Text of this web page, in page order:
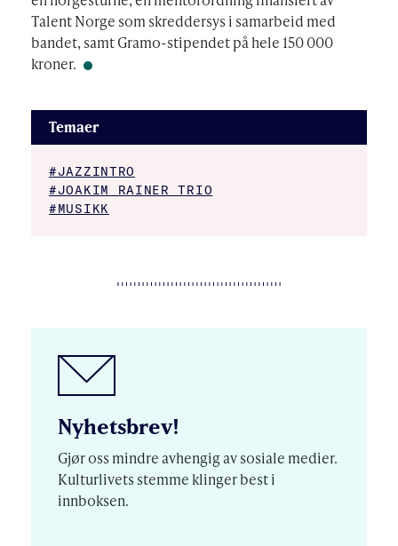
Talent Norge som skreddersys i samarbeid med
bandet, samt Gramo-stipendet på hele 150 000
kroner.
Temaer
#JAZZINTRO
#JOAKIM RAINER TRIO
#MUSIKK
Nyhetsbrev!
Gjør oss mindre avhengig av sosiale medier.
Kulturlivets stemme klinger best i
innboksen.